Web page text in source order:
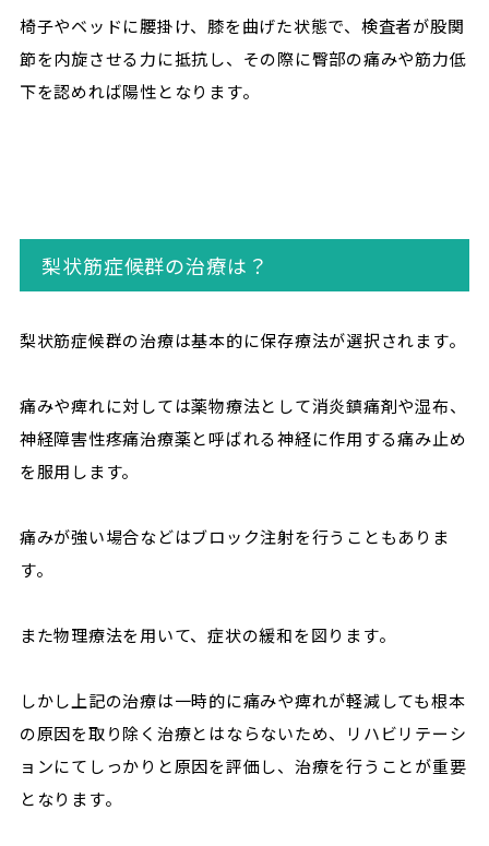
椅子やベッドに腰掛け、膝を曲げた状態で、検査者が股関
節を内旋させる力に抵抗し、その際に臀部の痛みや筋力低
下を認めれば陽性となります。
梨状筋症候群の治療は？
梨状筋症候群の治療は基本的に保存療法が選択されます。
痛みや痺れに対しては薬物療法として消炎鎮痛剤や湿布、
神経障害性疼痛治療薬と呼ばれる神経に作用する痛み止め
を服用します。
痛みが強い場合などはブロック注射を行うこともありま
す。
また物理療法を用いて、症状の緩和を図ります。
しかし上記の治療は一時的に痛みや痺れが軽減しても根本
の原因を取り除く治療とはならないため、リハビリテーシ
ョンにてしっかりと原因を評価し、治療を行うことが重要
となります。